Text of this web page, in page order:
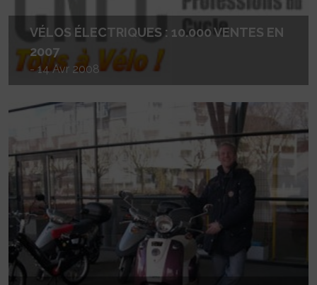
VÉLOS ÉLECTRIQUES : 10.000 VENTES EN
2007
- 14 Avr 2008